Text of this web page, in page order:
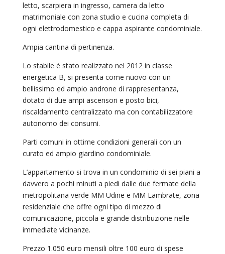
letto, scarpiera in ingresso, camera da letto
matrimoniale con zona studio e cucina completa di
ogni elettrodomestico e cappa aspirante condominiale.
Ampia cantina di pertinenza.
Lo stabile è stato realizzato nel 2012 in classe
energetica B, si presenta come nuovo con un
bellissimo ed ampio androne di rappresentanza,
dotato di due ampi ascensori e posto bici,
riscaldamento centralizzato ma con contabilizzatore
autonomo dei consumi.
Parti comuni in ottime condizioni generali con un
curato ed ampio giardino condominiale.
L’appartamento si trova in un condominio di sei piani a
davvero a pochi minuti a piedi dalle due fermate della
metropolitana verde MM Udine e MM Lambrate, zona
residenziale che offre ogni tipo di mezzo di
comunicazione, piccola e grande distribuzione nelle
immediate vicinanze.
Prezzo 1.050 euro mensili oltre 100 euro di spese